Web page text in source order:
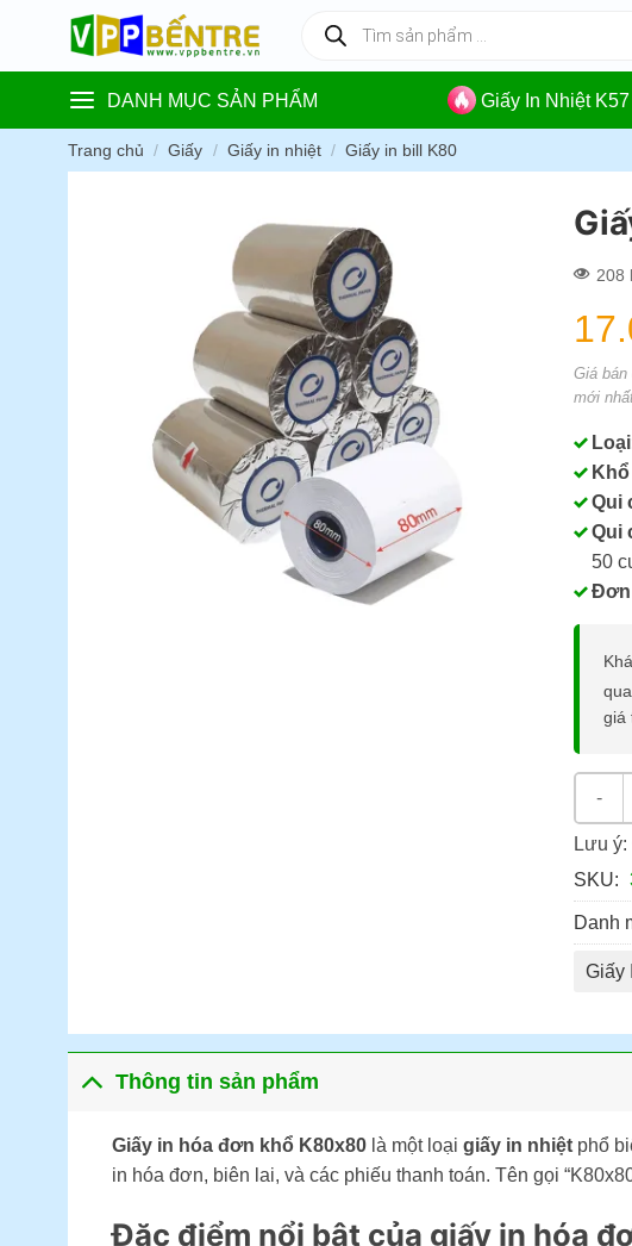
content
kiếm
phẩm
DANH MỤC SẢN PHẨM Giấy In Nhiệt
Trang chủ / Giấy / Giấy in nhiệt / Giấy in bill K80
208
Giá bán
mới
Qui
Qui
50
Đơn
giá
Giấy
Lưu ý:
SKU:
Danh
Giấy
Thông tin sản phẩm
Giấy in hóa đơn khổ K80x80là một loại giấy in nhiệtphổ
in hóa đơn, biên lai, và các phiếu thanh toán. Tên gọi
Đặc điểm nổi bật của giấy in hóa